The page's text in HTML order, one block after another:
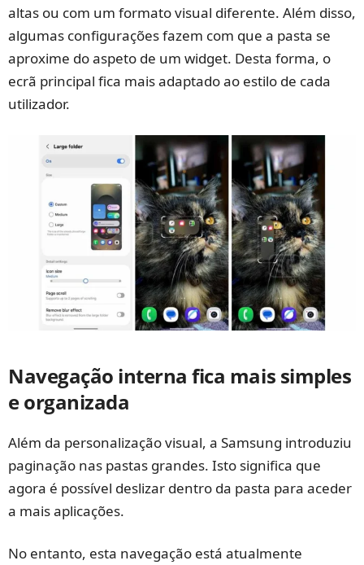
altas ou com um formato visual diferente. Além disso,
algumas configurações fazem com que a pasta se
aproxime do aspeto de um widget. Desta forma, o
ecrã principal fica mais adaptado ao estilo de cada
utilizador.
Navegação interna fica mais simples
e organizada
Além da personalização visual, a Samsung introduziu
paginação nas pastas grandes. Isto significa que
agora é possível deslizar dentro da pasta para aceder
a mais aplicações.
No entanto, esta navegação está atualmente